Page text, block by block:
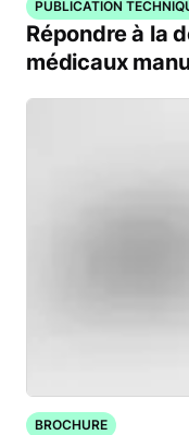
PUBLICATION
Répondre à la
médicaux
BROCHURE